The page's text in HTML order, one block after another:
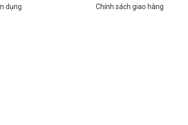
khu vực công cộng.
dụng
Chính sách giao hàng